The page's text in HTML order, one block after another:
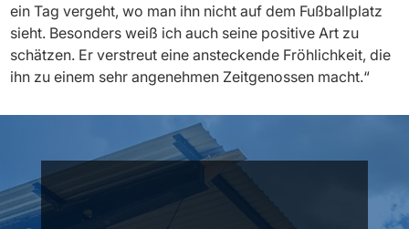
ein Tag vergeht, wo man ihn nicht auf dem Fußballplatz
sieht. Besonders weiß ich auch seine positive Art zu
schätzen. Er verstreut eine ansteckende Fröhlichkeit, die
ihn zu einem sehr angenehmen Zeitgenossen macht.“